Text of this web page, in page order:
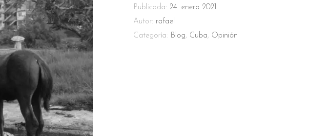
Publicada: 24. enero 2021
Autor: rafael
Categoría: Blog, Cuba, Opinión